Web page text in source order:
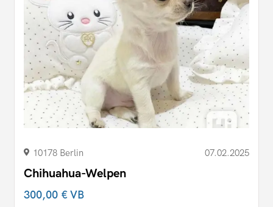
10178 Berlin 07.02.2025
Chihuahua-Welpen
300,00 €VB